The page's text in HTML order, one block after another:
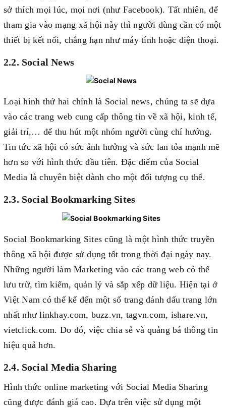
sở thích mọi lúc, mọi nơi (như Facebook). Tất nhiên, để
tham gia vào mạng xã hội này thì người dùng cần có một
thiết bị kết nối, chẳng hạn như máy tính hoặc điện thoại.
2.2. Social News
Loại hình thứ hai chính là Social news, chúng ta sẽ dựa
vào các trang web cung cấp thông tin về xã hội, kinh tế,
giải trí,… để thu hút một nhóm người cùng chí hướng.
Tin tức xã hội có sức ảnh hưởng và sức lan tỏa mạnh mẽ
hơn so với hình thức đầu tiên. Đặc điểm của Social
Media là chuyên biệt dành cho một đối tượng cụ thể.
2.3. Social Bookmarking Sites
Social Bookmarking Sites cũng là một hình thức truyền
thông xã hội được sử dụng tốt trong thời đại ngày nay.
Những người làm Marketing vào các trang web có thể
lưu trữ, tìm kiếm, quản lý và sắp xếp dữ liệu. Hiện tại ở
Việt Nam có thể kể đến một số trang đánh dấu trang lớn
nhất như linkhay.com, buzz.vn, tagvn.com, ishare.vn,
vietclick.com. Do đó, việc chia sẻ và quảng bá thông tin
hiệu quả hơn.
2.4. Social Media Sharing
Hình thức online marketing với Social Media Sharing
cũng được đánh giá cao. Dựa trên việc sử dụng một